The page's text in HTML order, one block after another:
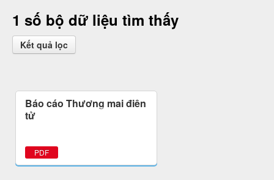
1 số bộ dữ liệu tìm thấy
Kết quả lọc
Báo cáo Thương mại điện
tử
PDF